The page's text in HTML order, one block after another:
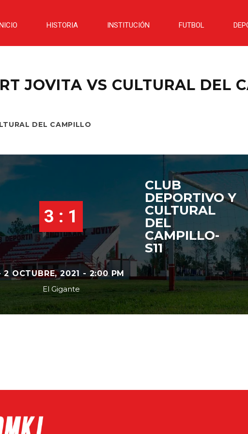
HISTORIA INSTITUCIÓN FUTBOL
JOVITA VS CULTURAL DEL
DEL CAMPILLO
3 : 1
CLUB
DEPORTIVO Y
CULTURAL
DEL
CAMPILLO-
S11
2 OCTUBRE, 2021 - 2:00 PM
El Gigante